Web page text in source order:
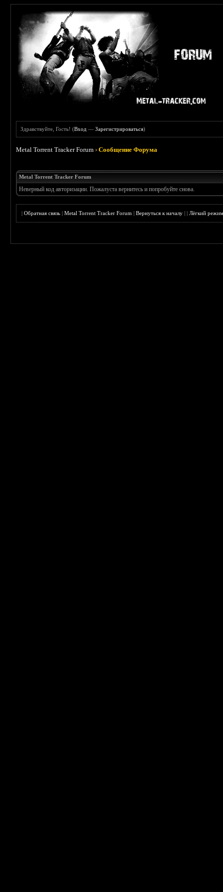
Здравствуйте, Гость! (Вход —Зарегистрироваться)
Metal Torrent Tracker Forum ›Сообщение Форума
Metal Torrent Tracker Forum
Неверный код авторизации. Пожалуста вернитесь и попробуйте снова.
|Обратная связь |Metal Torrent Tracker Forum |Вернуться к началу ||Лёгкий